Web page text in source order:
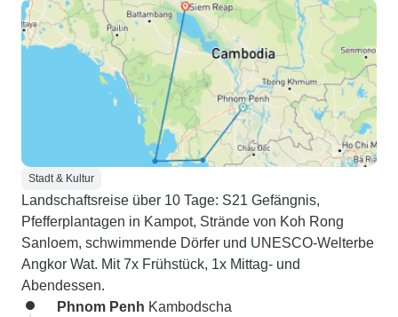
Stadt & Kultur
Landschaftsreise über 10 Tage: S21 Gefängnis,
Pfefferplantagen in Kampot, Strände von Koh Rong
Sanloem, schwimmende Dörfer und UNESCO-Welterbe
Angkor Wat. Mit 7x Frühstück, 1x Mittag- und
Abendessen.
Phnom Penh Kambodscha